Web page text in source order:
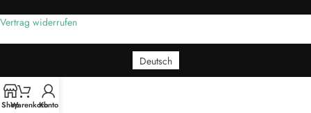
ShopWarenkorbKonto
Vertrag widerrufen
Deutsch